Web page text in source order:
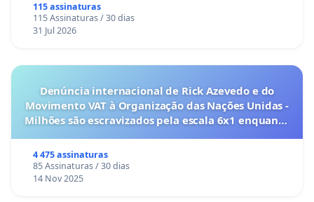
115 assinaturas
115 Assinaturas / 30 dias
31 Jul 2026
Denúncia internacional de Rick Azevedo e do
Movimento VAT à Organização das Nações Unidas -
Milhões são escravizados pela escala 6x1 enquanto
4 475 assinaturas
85 Assinaturas / 30 dias
14 Nov 2025